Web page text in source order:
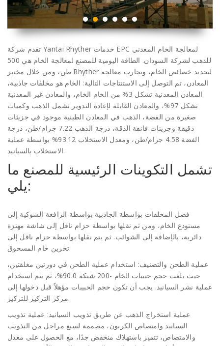
تقدم شركة Yantai Rhyther خدمات EPC لمعالجة الخام المعدني
للذهب لشركة السودان. الطاقة اليومية للمصنع لمعالجة الخام هي 500
طن، ومن خلال مختبر Rhyther لتحديد خصائص الخام، وتجارب معالجة
المعادن، تم التوصل إلى الاستنتاجات التالية: الخام هو مخلفات جاذبية،
المعادن المعدنية تشكل 3% من الخام الخام، والمعادن غير المعدنية
تشكل 97%، والمعادن القابلة لإعادة التدوير تشمل الذهب وكميات
صغيرة من الفضة، الذهب في المعادن الطينية موجود في جزيئات
دقيقة وجزيئات فائقة الدقة، درجة الذهب 7.22 جرام/طن، درجة
الفضة 4.58 جرام/طن، ومعدل الاستخلاب 93.12% بواسطة عملية
الاستخلاب بالسيانيد.
تشمل التكوينات الرئيسية للمصنع ما
يلي:
فصل المخلفات بواسطة الجاذبية بواسطة الرافعة الشوكية إلى
مستودع الخام، ومن ثم نقلها بواسطة حزام ناقل إلى شاشة مهتزة
دائرية، بالإضافة إلى الشوائب. ثم يتم نقلها بواسطة حزام ناقل إلى
تخزين خام المسحوق.
عملية الطحن والتصنيف: استخدام عملية الطحن في دورتين مغلقتين،
حيث بلغت حجم حبيبات الخام -200 شبكة 90.0%، ثم يتم استخدام
عملية نشر السيانيد. يجب أن تكون حجم الحبيبات مؤهلاً قبل دخولها إلى
مركز التركيز للتركيز.
عملية استخراج الذهب عن طريق تذويب السيانيد: عملية تذويب
السيانيد وامتصاص الكربون، مصممة لسبع مراحل من التذويب
والامتصاص، تتميز باستهلاك منخفض جدًا، مع الحصول على معدل